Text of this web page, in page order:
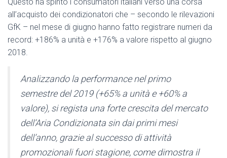
all’acquisto dei condizionatori che – secondo le rilevazioni
GfK – nel mese di giugno hanno fatto registrare numeri da
record: +186% a unità e +176% a valore rispetto al giugno
2018.
Analizzando la performance nel primo
semestre del 2019 (+65% a unità e +60% a
valore), si regista una forte crescita del mercato
dell’Aria Condizionata sin dai primi mesi
dell’anno, grazie al successo di attività
promozionali fuori stagione, come dimostra il